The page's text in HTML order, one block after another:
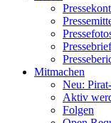
Mitmachen
Neu:
Aktiv
Folgen